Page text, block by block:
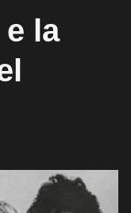
la